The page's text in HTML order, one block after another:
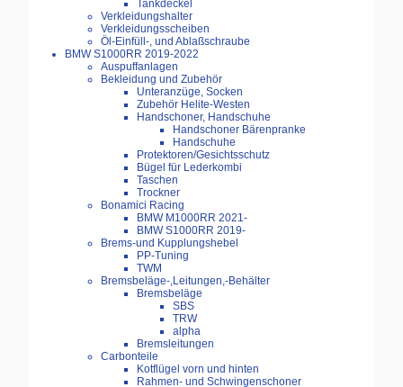
Tankdeckel
Verkleidungshalter
Verkleidungsscheiben
Öl-Einfüll-, und Ablaßschraube
BMW S1000RR 2019-2022
Auspuffanlagen
Bekleidung und Zubehör
Unteranzüge, Socken
Zubehör Helite-Westen
Handschoner, Handschuhe
Handschoner Bärenpranke
Handschuhe
Protektoren/Gesichtsschutz
Bügel für Lederkombi
Taschen
Trockner
Bonamici Racing
BMW M1000RR 2021-
BMW S1000RR 2019-
Brems-und Kupplungshebel
PP-Tuning
TWM
Bremsbeläge-,Leitungen,-Behälter
Bremsbeläge
SBS
TRW
alpha
Bremsleitungen
Carbonteile
Kotflügel vorn und hinten
Rahmen- und Schwingenschoner